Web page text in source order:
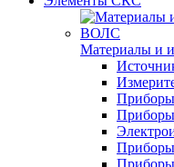
Материалы и
Приборы
Приборы
Приборы
Приборы